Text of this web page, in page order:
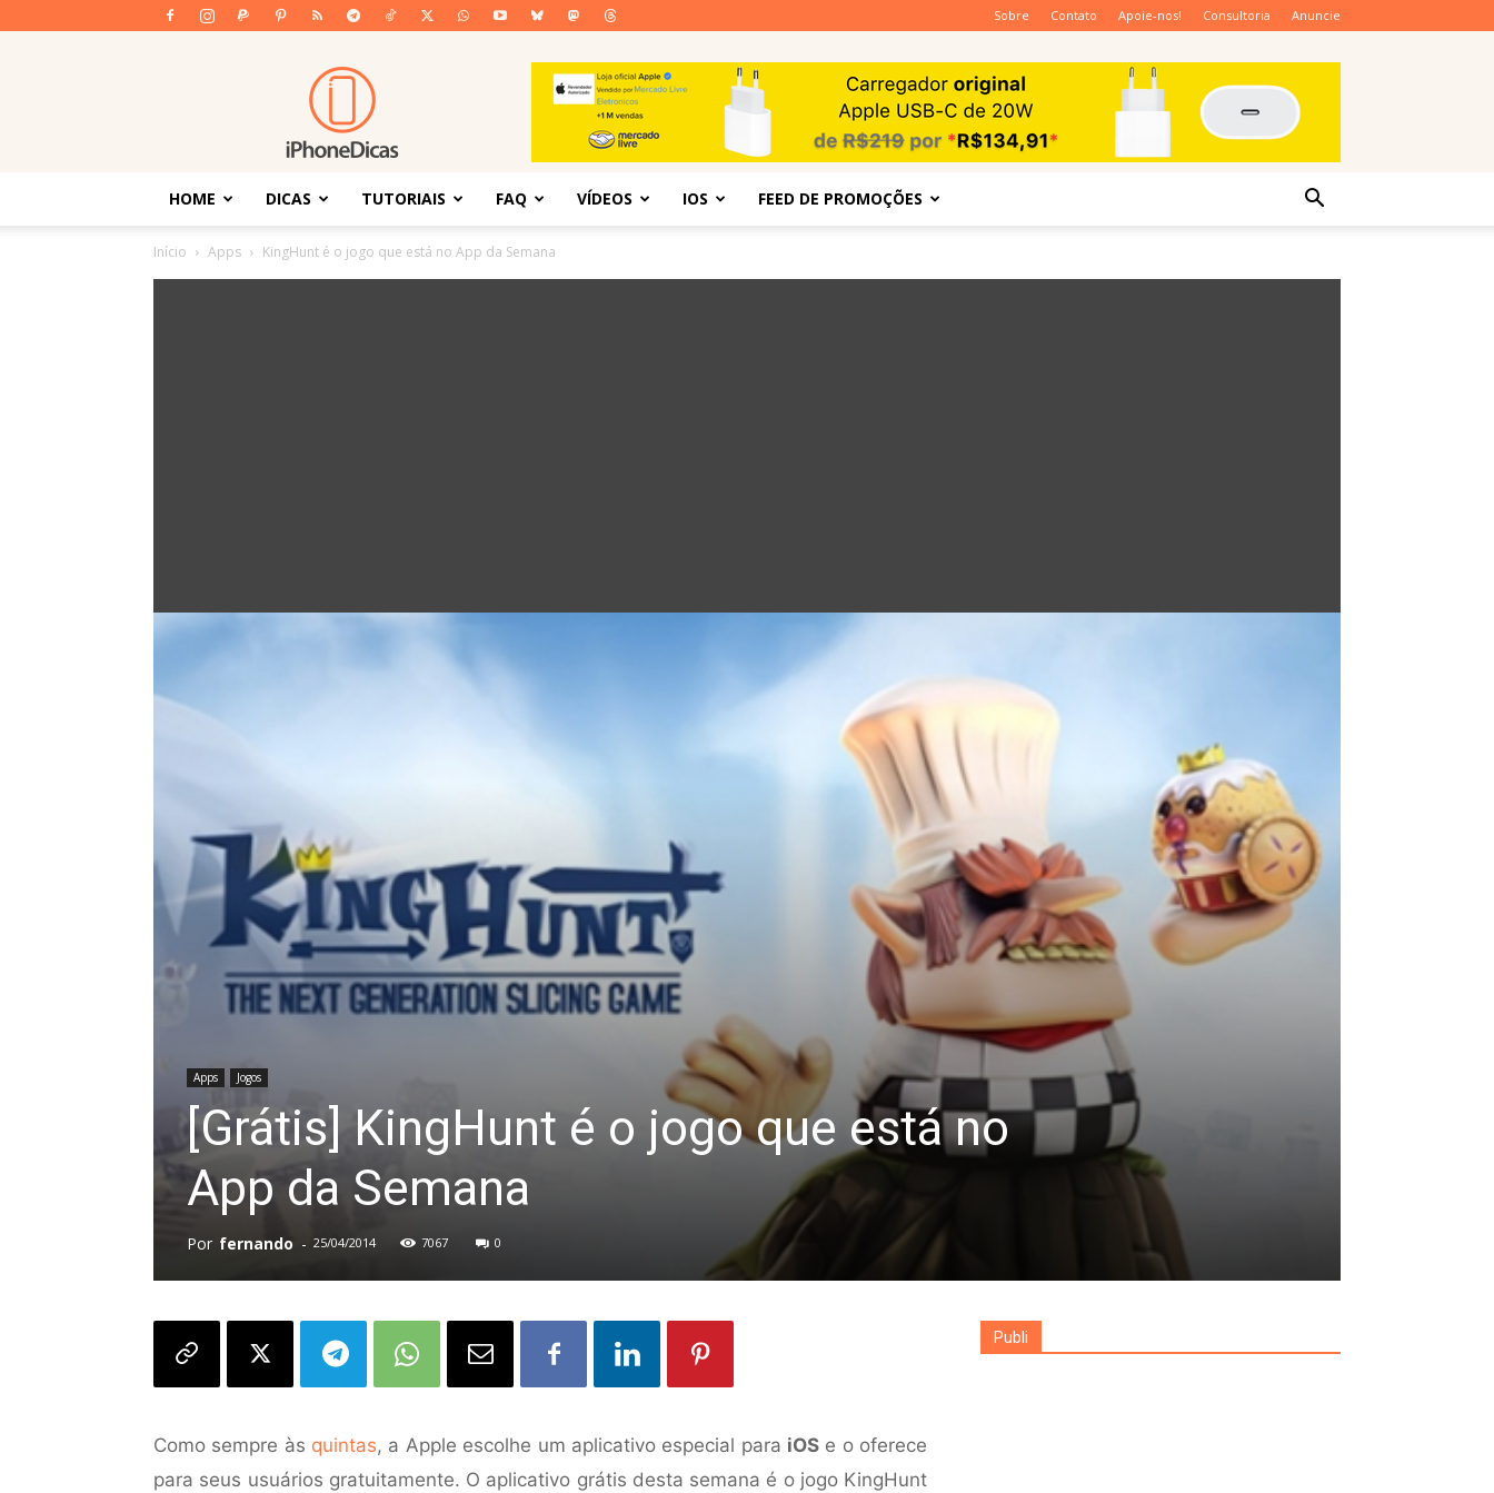
Sobre Contato Apoie-nos! Consultoria Anuncie
iPhoneDicas
HOME DICAS TUTORIAIS FAQ VÍDEOS IOS FEED DE PROMOÇÕES
Início Apps KingHunt é o jogo que está no App da Semana
Apps Jogos
[Grátis] KingHunt é o jogo que está no
App da Semana
Por fernando - 25/04/2014 7067 0
Como sempre às quintas, a Apple escolhe um aplicativo especial para iOSe o oferece
para seus usuários gratuitamente. O aplicativo grátis desta semana é o jogo KingHunt
Publi